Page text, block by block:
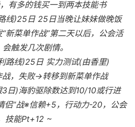
有多的钱买一到两本技能书
线)25日 25日当晚让妹妹做晚饭
“新菜单作战”第二天以后，公会活
触发几次剧情。
路线)25日 实力测试(由香里)
，失败→转移到新菜单作战
日)海豹驱除数达到10/10或行进
侣”战※信赖+5，行动力-20，公会
技能Pt+12 ~